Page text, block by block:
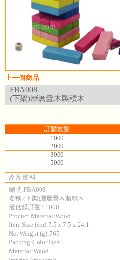
上一個商品
FBA008
(下架)層層疊木製積木
訂購數量
1000
2000
3000
5000
產品資料
編號:FBA008
名稱:(下架)層層疊木製積木
最低起訂量 : 1000
Product Material:Wood
Item Size (cm):7.5 x 7.5 x 24.1
Net Weight (g):765
Packing:Color Box
Material:Wood